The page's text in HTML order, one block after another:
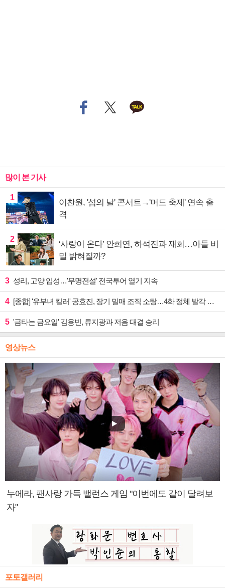
많이 본 기사
1
이찬원, '섬의 날' 콘서트→'머드 축제' 연속 출
격
2
‘사랑이 온다’ 안희연, 하석진과 재회…아들 비
밀 밝혀질까?
3 성리, 고양 입성…'무명전설' 전국투어 열기 지속
4 [종합] '유부녀 킬러' 공효진, 장기 밀매 조직 소탕…4화 정체 발각 위기 예고
5 '금타는 금요일' 김용빈, 류지광과 저음 대결 승리
영상뉴스
누에라, 팬사랑 가득 밸런스 게임 "이번에도 같이 달려보
자"
포토갤러리